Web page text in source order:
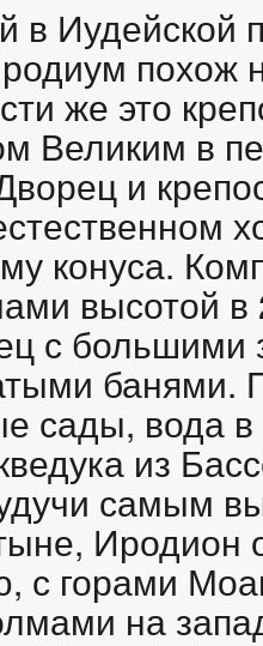
в Иудейской
похож
же это
Великим в
и
конуса.
высотой
с большими
сады, вода
из
самым
Иродион
с горами
на